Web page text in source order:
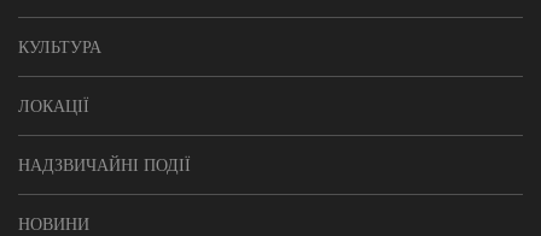
КУЛЬТУРА
ЛОКАЦІЇ
НАДЗВИЧАЙНІ ПОДІЇ
НОВИНИ